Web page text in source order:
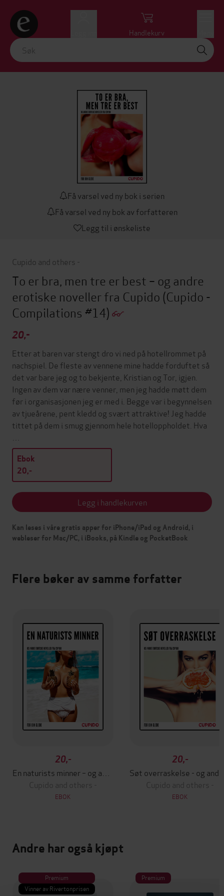
Handlekurv
Få varsel ved ny bok i serien
Få varsel ved ny bok av forfatteren
Legg til i ønskeliste
Cupido and others -
To er bra, men tre er best – og andre
erotiske noveller fra Cupido (Cupido -
Compilations #14)
20,-
Etter at baren var stengt dro vi ned på hotellrommet på
nachspiel. De fleste av vennene mine hadde forduftet så
det var bare jeg og to bekjente, Kristian og Tor, igjen.
Ingen av dem var nære venner, men jeg hadde møtt dem
før i organisasjonen jeg er med i. Begge var i begynnelsen
av tjueårene, pent kledd og svært attraktive! Jeg hadde
tittet på dem i smug gjennom hele hotelloppholdet. Hva
Ebok
20,-
Legg i handlekurven
Kan leses i våre gratis apper for iPhone/iPad og Android, i
webleser for Mac/PC, i iBooks, på Kindle og PocketBook
Flere bøker av samme forfatter
20,-
Cupido and others -
EBOK
20,-
Cupido and others -
EBOK
Andre har også kjøpt
Premium
Vinner av Rivertonprisen
Premium